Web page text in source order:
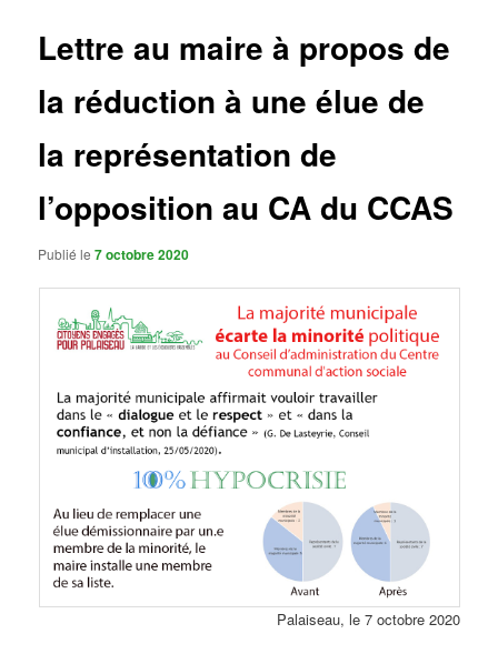
Lettre au maire à propos de
la réduction à une élue de
la représentation de
l’opposition au CA du CCAS
Publié le7 octobre 2020
Palaiseau, le 7 octobre 2020